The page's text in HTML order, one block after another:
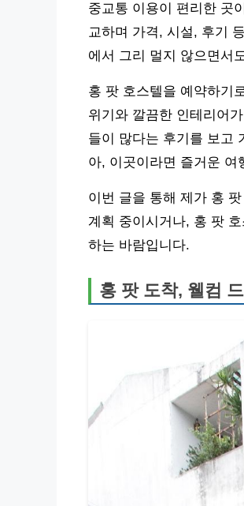
중교통 이용이 편리한 곳
교하며 가격, 시설, 후기
에서 그리 멀지 않으면서
홍 팟 호스텔을 예약하기
위기와 깔끔한 인테리어
들이 많다는 후기를 보고
아, 이곳이라면 즐거운 여
이번 글을 통해 제가 홍
계획 중이시거나, 홍 팟
하는 바람입니다.
홍 팟 도착, 웰컴